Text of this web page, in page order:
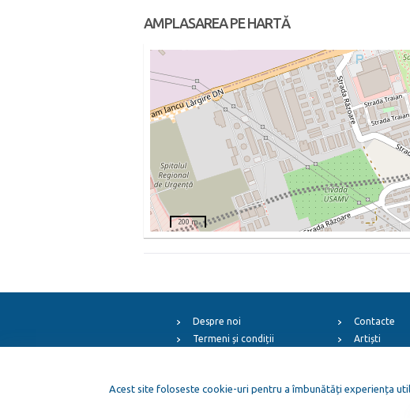
AMPLASAREA PE HARTĂ
200 m
Despre noi
Termeni și condiții
ElFest.es
Contacte
Artiști
Acest site foloseste cookie-uri pentru a îmbunătăți experiența